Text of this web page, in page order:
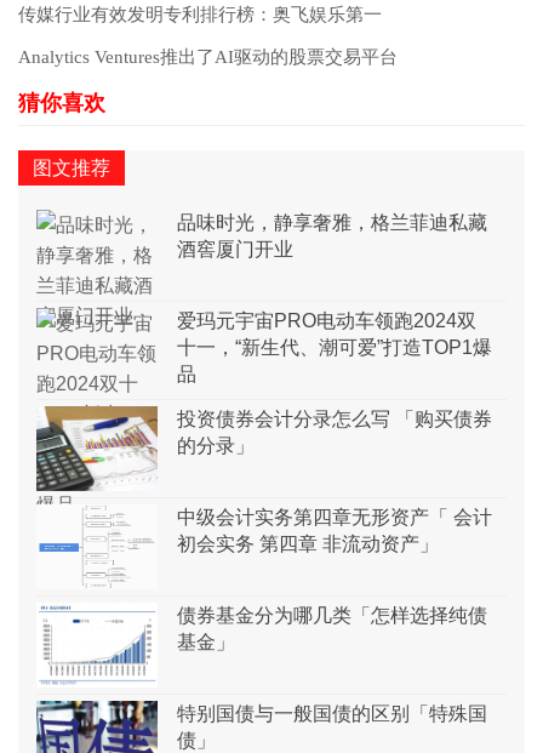
传媒行业有效发明专利排行榜：奥飞娱乐第一
Analytics Ventures推出了AI驱动的股票交易平台
图文推荐
品味时光，静享奢雅，格兰菲迪私藏
酒窖厦门开业
爱玛元宇宙PRO电动车领跑2024双
十一，“新生代、潮可爱”打造TOP1爆
品
投资债券会计分录怎么写 「购买债券
的分录」
中级会计实务第四章无形资产「 会计
初会实务 第四章 非流动资产」
债券基金分为哪几类「怎样选择纯债
基金」
特别国债与一般国债的区别「特殊国
债」